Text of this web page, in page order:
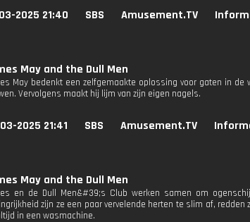
2025 21:40 SBS Amusement.TV
May and the Dull Men
May bedenkt een zelfgemaakte oplossing voor gaten in
Vervolgens maakt hij lijm van zijn eigen nagels.
2025 21:41 SBS Amusement.TV
May and the Dull Men
en de Dull Men&#39;s Club werken samen om
zijn ze een paar vervelende herten te slim af,
in een wasmachine.